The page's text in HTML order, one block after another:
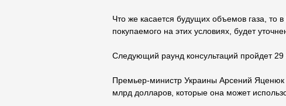
Что же касается будущих объемов газа, то
покупаемого на этих условиях, будет
Следующий раунд консультаций пройдет
Премьер-министр Украины Арсений Яценюк
млрд долларов, которые она может